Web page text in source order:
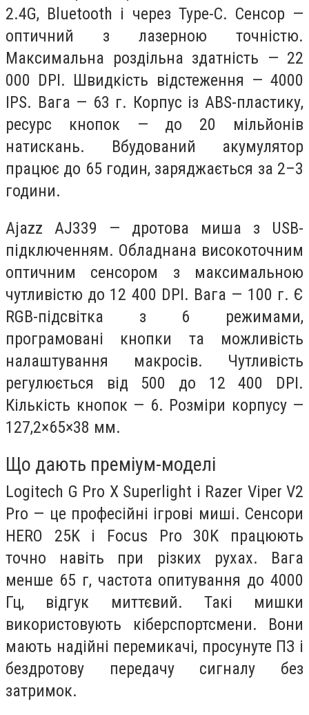
2.4G, Bluetooth і через Type-C. Сенсор —
оптичний з лазерною точністю.
Максимальна роздільна здатність — 22
000 DPI. Швидкість відстеження — 4000
IPS. Вага — 63 г. Корпус із ABS-пластику,
ресурс кнопок — до 20 мільйонів
натискань. Вбудований акумулятор
працює до 65 годин, заряджається за 2–3
години.
Ajazz AJ339 — дротова миша з USB-
підключенням. Обладнана високоточним
оптичним сенсором з максимальною
чутливістю до 12 400 DPI. Вага — 100 г. Є
RGB-підсвітка з 6 режимами,
програмовані кнопки та можливість
налаштування макросів. Чутливість
регулюється від 500 до 12 400 DPI.
Кількість кнопок — 6. Розміри корпусу —
127,2×65×38 мм.
Що дають преміум-моделі
Logitech G Pro X Superlight і Razer Viper V2
Pro — це професійні ігрові миші. Сенсори
HERO 25K і Focus Pro 30K працюють
точно навіть при різких рухах. Вага
менше 65 г, частота опитування до 4000
Гц, відгук миттєвий. Такі мишки
використовують кіберспортсмени. Вони
мають надійні перемикачі, просунуте ПЗ і
бездротову передачу сигналу без
затримок.